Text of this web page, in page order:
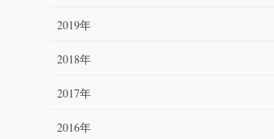
2019年
2018年
2017年
2016年